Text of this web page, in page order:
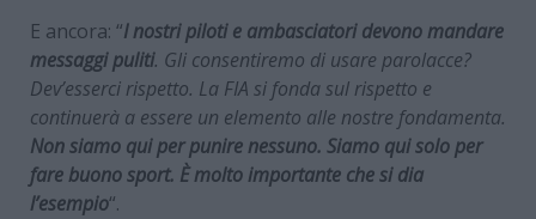
E ancora: “I nostri piloti e ambasciatori devono mandare
messaggi puliti. Gli consentiremo di usare parolacce?
Dev’esserci rispetto. La FIA si fonda sul rispetto e
continuerà a essere un elemento alle nostre fondamenta.
Non siamo qui per punire nessuno. Siamo qui solo per
fare buono sport. È molto importante che si dia
l’esempio“.